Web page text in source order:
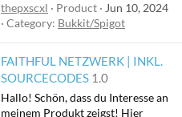
thepxscxl
Product
Jun 10, 2024
Category: Bukkit/Spigot
FAITHFUL NETZWERK | INKL.
SOURCECODES 1.0
Hallo! Schön, dass du Interesse an
meinem Produkt zeigst! Hier